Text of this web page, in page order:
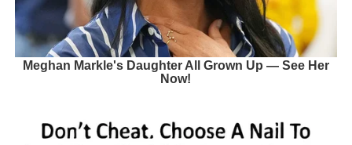
Meghan Markle's Daughter All Grown Up — See Her
Now!